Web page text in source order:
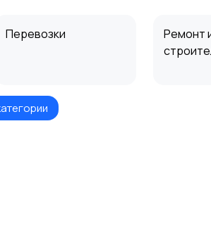
Перевозки
Ремонт
Ремонт техники